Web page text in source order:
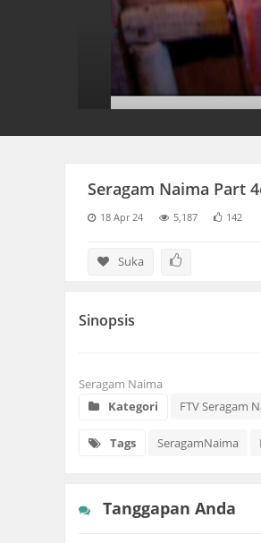
Seragam Naima Part
18 Apr 24 5,187 142
Suka
Sinopsis
Seragam Naima
Kategori
FTV Seragam
Tags SeragamNaima
Tanggapan Anda